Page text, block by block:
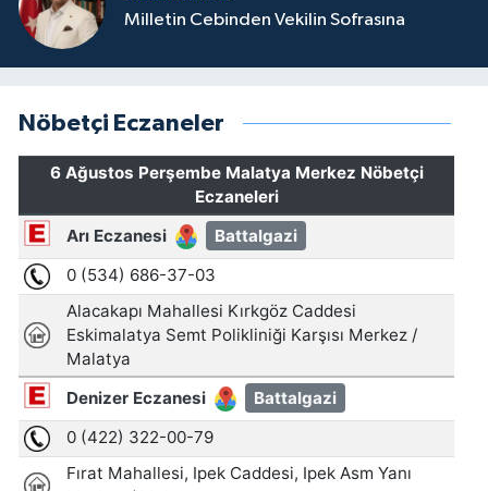
Milletin Cebinden Vekilin Sofrasına
Nöbetçi Eczaneler